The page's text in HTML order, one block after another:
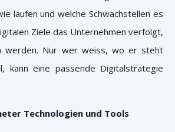
laufen und welche Schwachstellen es
Ziele das Unternehmen verfolgt,
werden. Nur wer weiss, wo er steht
kann eine passende Digitalstrategie
Technologien und Tools